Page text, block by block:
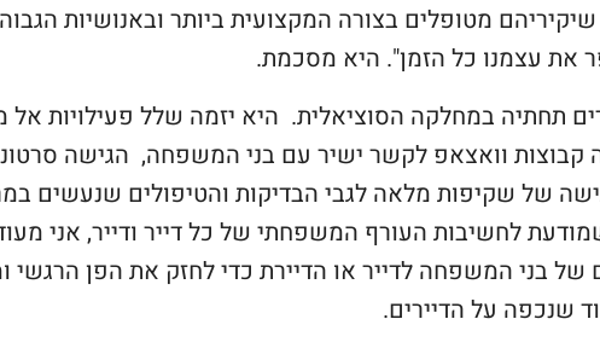
מטופלים בצורה המקצועית ביותר ובאנושיות
את עצמנו כל הזמן". היא מסכמת.
תחתיה במחלקה הסוציאלית. היא יזמה שלל פעילויות
קבוצות וואצאפ לקשר ישיר עם בני המשפחה, הגישה
של שקיפות מלאה לגבי הבדיקות והטיפולים שנעשים
לחשיבות העורף המשפחתי של כל דייר ודייר, אני
בני המשפחה לדייר או הדיירת כדי לחזק את הפן הרגשי
שנכפה על הדיירים.